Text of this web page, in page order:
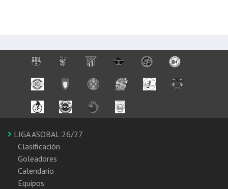
LIGA ASOBAL 26/27
Clasificación
Goleadores
Calendario
Equipos